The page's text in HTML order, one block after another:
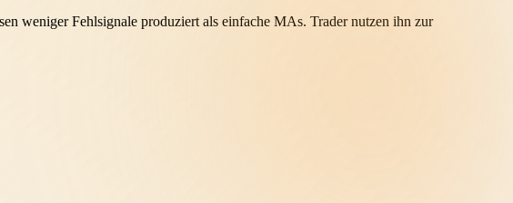
weniger Fehlsignale produziert als einfache MAs. Trader nutzen ihn zur